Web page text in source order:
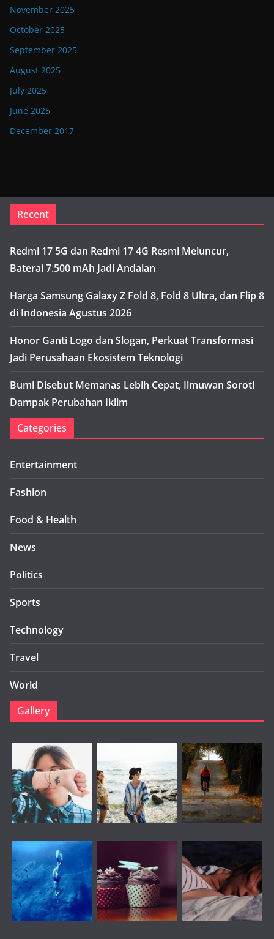
November 2025
October 2025
September 2025
August 2025
July 2025
June 2025
December 2017
Recent
Redmi 17 5G dan Redmi 17 4G Resmi Meluncur,
Baterai 7.500 mAh Jadi Andalan
Harga Samsung Galaxy Z Fold 8, Fold 8 Ultra, dan Flip 8
di Indonesia Agustus 2026
Honor Ganti Logo dan Slogan, Perkuat Transformasi
Jadi Perusahaan Ekosistem Teknologi
Bumi Disebut Memanas Lebih Cepat, Ilmuwan Soroti
Dampak Perubahan Iklim
Categories
Entertainment
Fashion
Food & Health
News
Politics
Sports
Technology
Travel
World
Gallery